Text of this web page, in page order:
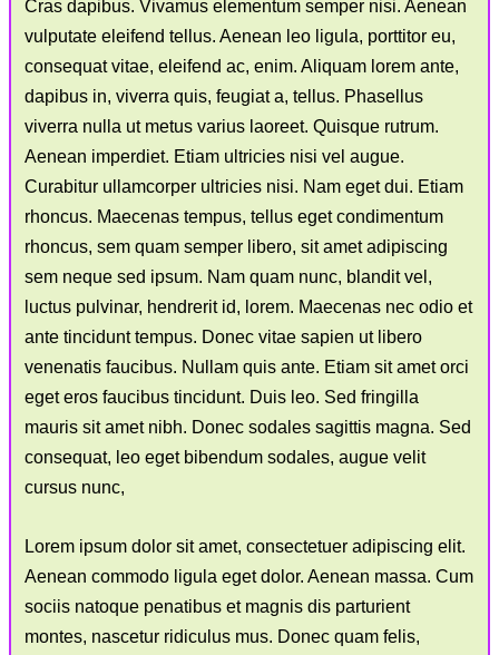
Cras dapibus. Vivamus elementum semper nisi. Aenean
vulputate eleifend tellus. Aenean leo ligula, porttitor eu,
consequat vitae, eleifend ac, enim. Aliquam lorem ante,
dapibus in, viverra quis, feugiat a, tellus. Phasellus
viverra nulla ut metus varius laoreet. Quisque rutrum.
Aenean imperdiet. Etiam ultricies nisi vel augue.
Curabitur ullamcorper ultricies nisi. Nam eget dui. Etiam
rhoncus. Maecenas tempus, tellus eget condimentum
rhoncus, sem quam semper libero, sit amet adipiscing
sem neque sed ipsum. Nam quam nunc, blandit vel,
luctus pulvinar, hendrerit id, lorem. Maecenas nec odio et
ante tincidunt tempus. Donec vitae sapien ut libero
venenatis faucibus. Nullam quis ante. Etiam sit amet orci
eget eros faucibus tincidunt. Duis leo. Sed fringilla
mauris sit amet nibh. Donec sodales sagittis magna. Sed
consequat, leo eget bibendum sodales, augue velit
cursus nunc,
Lorem ipsum dolor sit amet, consectetuer adipiscing elit.
Aenean commodo ligula eget dolor. Aenean massa. Cum
sociis natoque penatibus et magnis dis parturient
montes, nascetur ridiculus mus. Donec quam felis,